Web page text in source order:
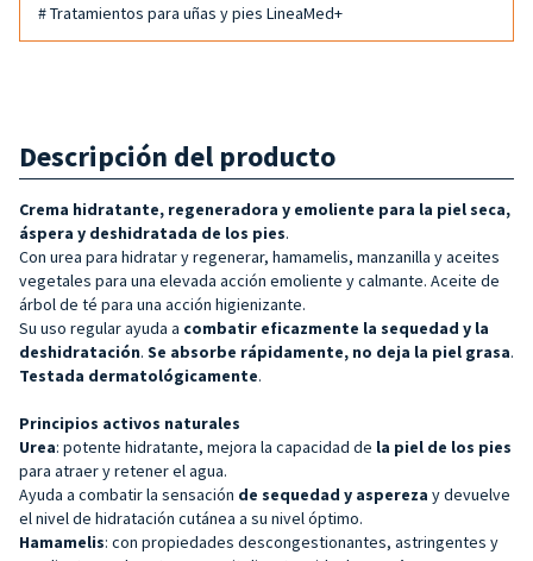
# Tratamientos para uñas y pies LineaMed+
Descripción del producto
Crema hidratante, regeneradora y emoliente para la piel seca,
áspera y deshidratada de los pies.
Con urea para hidratar y regenerar, hamamelis, manzanilla y aceites
vegetales para una elevada acción emoliente y calmante. Aceite de
árbol de té para una acción higienizante.
Su uso regular ayuda a combatir eficazmente la sequedad y la
deshidratación. Se absorbe rápidamente, no deja la piel grasa.
Testada dermatológicamente.
Principios activos naturales
Urea: potente hidratante, mejora la capacidad de la piel de los pies
para atraer y retener el agua.
Ayuda a combatir la sensación de sequedad y aspereza y devuelve
el nivel de hidratación cutánea a su nivel óptimo.
Hamamelis: con propiedades descongestionantes, astringentes y